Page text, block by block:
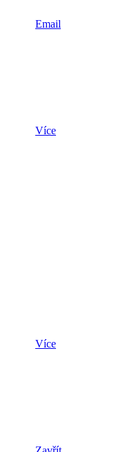
Email
Více
Více